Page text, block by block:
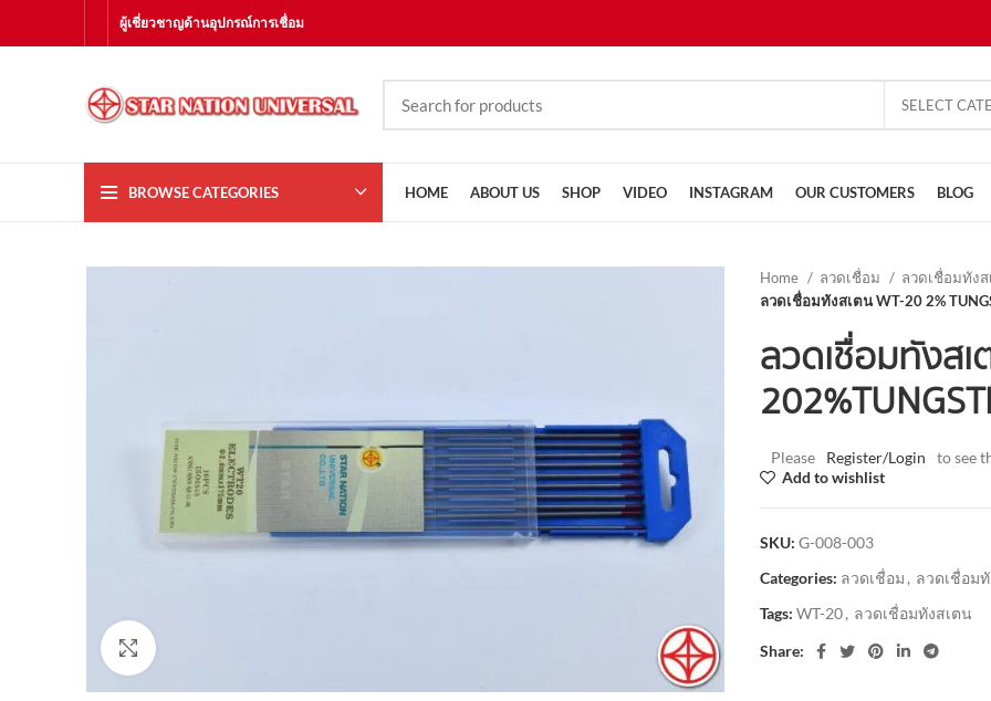
ผู้เชี่ยวชาญด้านอุปกรณ์การเชื่อม
SELECT
BROWSE CATEGORIES HOME ABOUT US SHOP VIDEO INSTAGRAM OUR CUSTOMERS BLOG
Home ลวดเชื่อม
ลวดเชื่อมทัง
ลวดเชื่อมทังสเตน WT-20 2%
ลวดเชื่อมทังสเ
20 2%
Please Register/Login
to see
Add to wishlist
SKU: G-008-003
Categories: ลวดเชื่อม , ลวดเชื่อม
Tags: WT-20, ลวดเชื่อมทังสเตน
Share: